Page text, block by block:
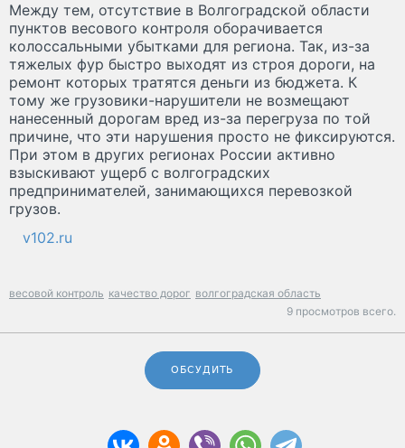
Между тем, отсутствие в Волгоградской области
пунктов весового контроля оборачивается
колоссальными убытками для региона. Так, из-за
тяжелых фур быстро выходят из строя дороги, на
ремонт которых тратятся деньги из бюджета. К
тому же грузовики-нарушители не возмещают
нанесенный дорогам вред из-за перегруза по той
причине, что эти нарушения просто не фиксируются.
При этом в других регионах России активно
взыскивают ущерб с волгоградских
предпринимателей, занимающихся перевозкой
грузов.
v102.ru
весовой контроль качество дорог волгоградская область
9 просмотров всего.
ОБСУДИТЬ